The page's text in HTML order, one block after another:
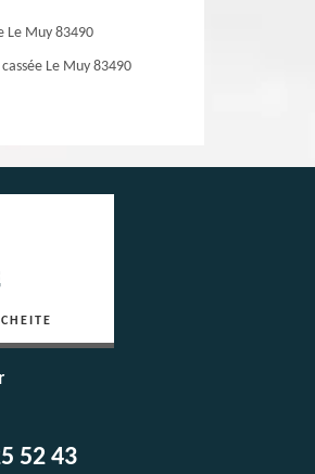
Le Muy 83490
Le Muy 83490
52 43